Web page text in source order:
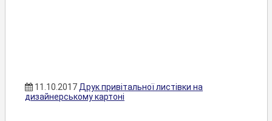
11.10.2017Друк привітальної листівки на
дизайнерському картоні